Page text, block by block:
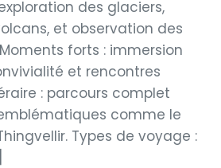
des glaciers,
et observation des
forts : immersion
et rencontres
: parcours complet
comme le
Types de voyage :